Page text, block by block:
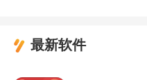
最新软件